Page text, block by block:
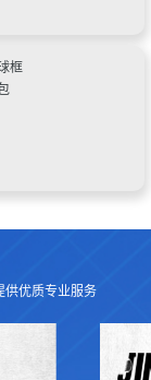
框
供优质专业服务